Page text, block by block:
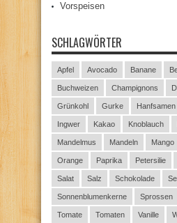
Vorspeisen
SCHLAGWÖRTER
Apfel Avocado Banane
Buchweizen Champignons
Grünkohl Gurke Hanfsamen
Ingwer Kakao Knoblauch
Mandelmus Mandeln Mango
Orange Paprika Petersilie
Salat Salz Schokolade
Sonnenblumenkerne Sprossen
Tomate Tomaten Vanille